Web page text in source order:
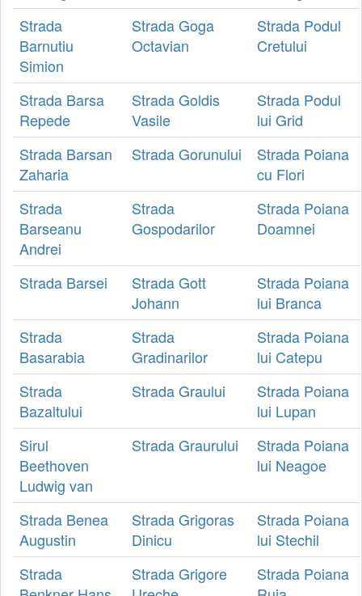
Strada
Barnutiu
Simion
Strada Goga
Octavian
Strada Podul
Cretului
Strada Barsa
Repede
Strada Goldis
Vasile
Strada Podul
lui Grid
Strada Barsan
Zaharia
Strada Gorunului
Strada Poiana
cu Flori
Strada
Barseanu
Andrei
Strada
Gospodarilor
Strada Poiana
Doamnei
Strada Barsei
Strada Gott
Johann
Strada Poiana
lui Branca
Strada
Basarabia
Strada
Gradinarilor
Strada Poiana
lui Catepu
Strada
Bazaltului
Strada Graului
Strada Poiana
lui Lupan
Sirul
Beethoven
Ludwig van
Strada Graurului
Strada Poiana
lui Neagoe
Strada Benea
Augustin
Strada Grigoras
Dinicu
Strada Poiana
lui Stechil
Strada
Strada Grigore
Strada Poiana